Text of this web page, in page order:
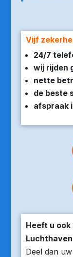
Vijf
24/7
wij rijden
nette
de beste
afspraak
Heeft u
Deel dan